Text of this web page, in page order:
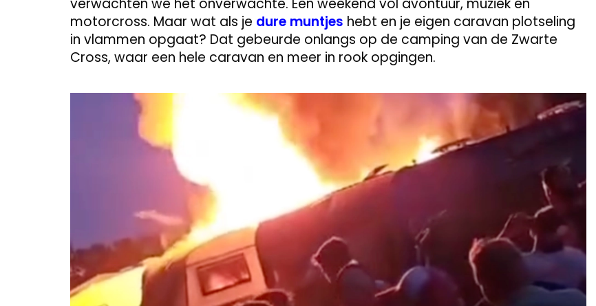
verwachten we het onverwachte. Een weekend vol avontuur, muziek en
motorcross. Maar wat als je dure muntjes hebt en je eigen caravan plotseling
in vlammen opgaat? Dat gebeurde onlangs op de camping van de Zwarte
Cross, waar een hele caravan en meer in rook opgingen.